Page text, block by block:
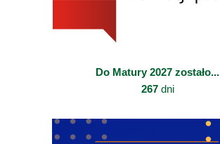
Do Matury 2027 zostało...
267dni